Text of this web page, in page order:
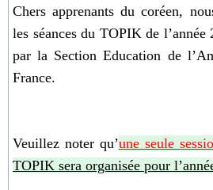
Chers apprenants du coréen,
les séances du TOPIK de l’année
par la Section Education de l’
France.
Veuillez noter qu’une seule
TOPIK sera organisée pour l’